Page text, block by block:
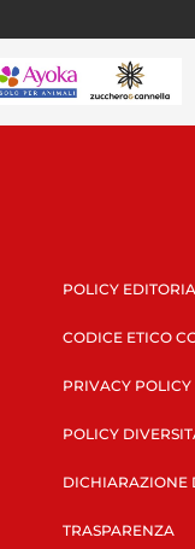
POLICY
CODICE ETICO
PRIVACY POLICY
POLICY
DICHIARAZIONE
TRASPARENZA